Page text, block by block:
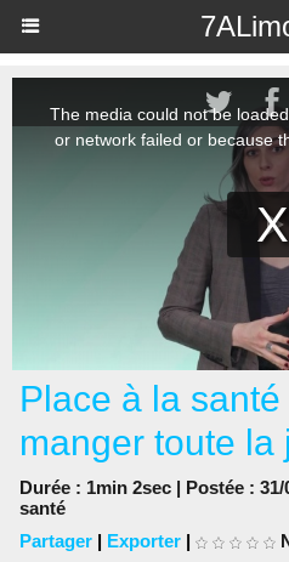
Place à la santé
manger toute la
Durée : 1min 2sec | Postée : 31/
santé
Partager | Exporter |